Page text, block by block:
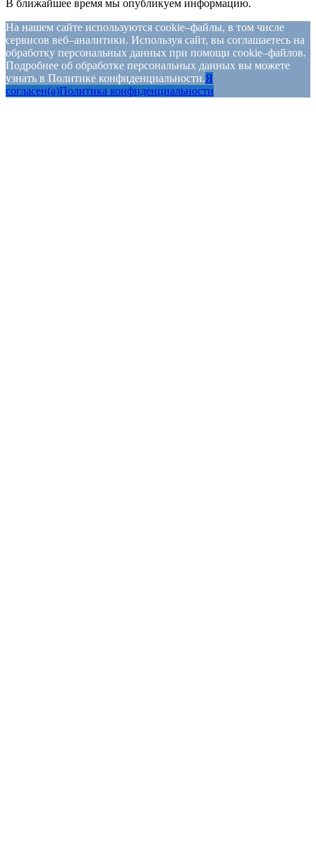
В ближайшее время мы опубликуем информацию.
На нашем сайте используются cookie–файлы, в том числе
сервисов веб–аналитики. Используя сайт, вы соглашаетесь на
обработку персональных данных при помощи cookie–файлов.
Подробнее об обработке персональных данных вы можете
узнать в Политике конфиденциальности.Я
согласен(а)Политика конфиденциальности